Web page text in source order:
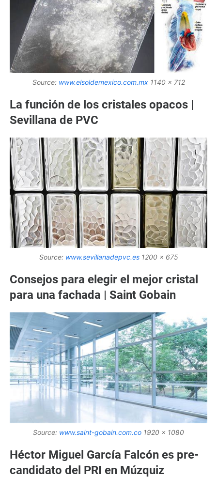
Source: www.elsoldemexico.com.mx1140 x 712
La función de los cristales opacos |
Sevillana de PVC
Source: www.sevillanadepvc.es1200 x 675
Consejos para elegir el mejor cristal
para una fachada | Saint Gobain
Source: www.saint-gobain.com.co 1920 x 1080
Héctor Miguel García Falcón es pre-
candidato del PRI en Múzquiz